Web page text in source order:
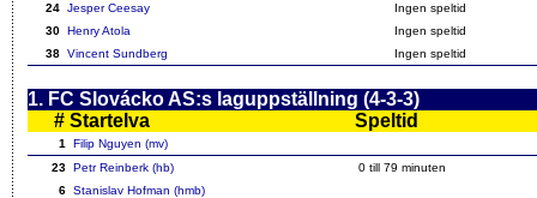
24 Jesper Ceesay
Ingen speltid
30 Henry Atola
Ingen speltid
38 Vincent Sundberg Ingen speltid
1. FC Slovácko AS:s laguppställning (4-3-3)
# Startelva Speltid
1
Filip Nguyen (mv)
23 Petr Reinberk (hb)
0 till 79 minuten
6 Stanislav Hofman (hmb)